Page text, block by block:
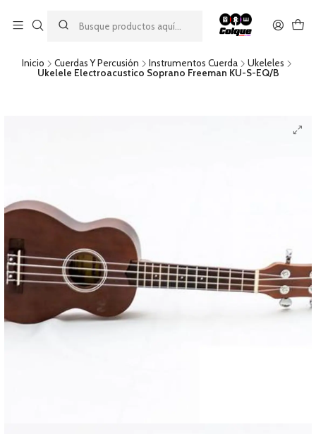
descuento por pago con transferencia bancaria
por una compra mínima de $49.990. Este descuento no es
acumulable a otras promociones ni aplicable a gastos de envío.
Inicio Cuerdas Y Percusión Instrumentos Cuerda
Ukeleles
Ukelele Electroacustico Soprano Freeman KU-S-EQ/B